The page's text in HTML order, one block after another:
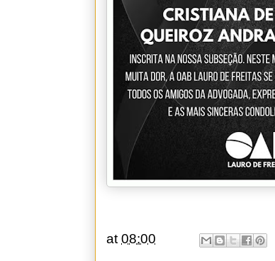
at08:00